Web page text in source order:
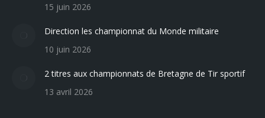
15 juin 2026
Direction les championnat du Monde militaire
10 juin 2026
2 titres aux championnats de Bretagne de Tir sportif
13 avril 2026